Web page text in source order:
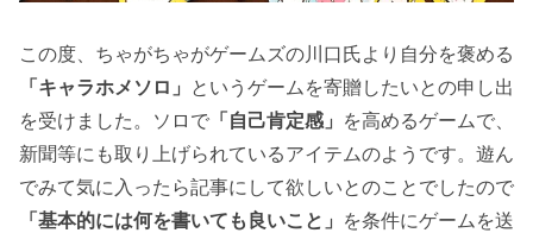
この度、ちゃがちゃがゲームズの川口氏より自分を褒める
「キャラホメソロ」 というゲームを寄贈したいとの申し出
を受けました。ソロで 「自己肯定感」 を高めるゲームで、
新聞等にも取り上げられているアイテムのようです。遊ん
でみて気に入ったら記事にして欲しいとのことでしたので
「基本的には何を書いても良いこと」 を条件にゲームを送